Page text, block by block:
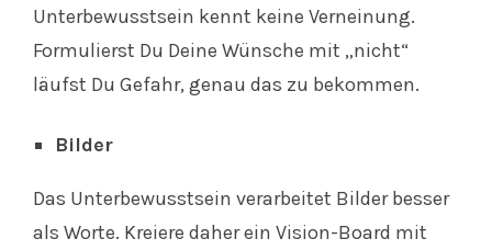
Unterbewusstsein kennt keine Verneinung.
Formulierst Du Deine Wünsche mit „nicht“
läufst Du Gefahr, genau das zu bekommen.
Bilder
Das Unterbewusstsein verarbeitet Bilder besser
als Worte. Kreiere daher ein Vision-Board mit